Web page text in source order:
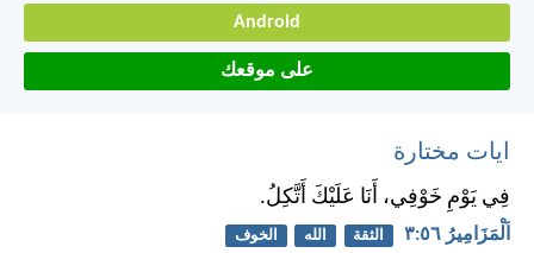
Android
على موقعك
ايات مختارة
فِي يَوْمِ خَوْفِي، أَنَا عَلَيْكَ أَتَّكِلُ.
اَلْمَزَامِيرُ ٥٦:‏٣ الثقة الله الخوف